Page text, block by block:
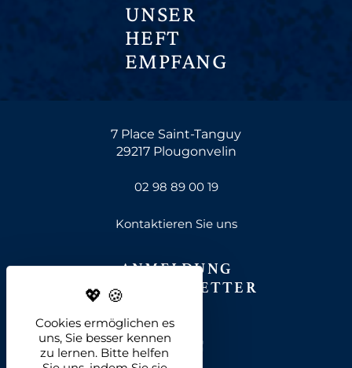
UNSER
HEFT
EMPFANG
7 Place Saint-Tanguy
29217 Plougonvelin
02 98 89 00 19
Kontaktieren Sie uns
ANMELDUNG
ZUM NEWSLETTER
Cookies ermöglichen es
uns, Sie besser kennen
zu lernen. Bitte helfen